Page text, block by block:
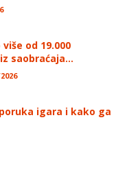
od 19.000
saobraćaja...
igara i kako ga